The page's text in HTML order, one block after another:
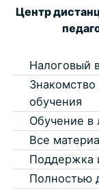
Центр
Налоговый
обучения
Обучение в
Все
Поддержка
Полностью